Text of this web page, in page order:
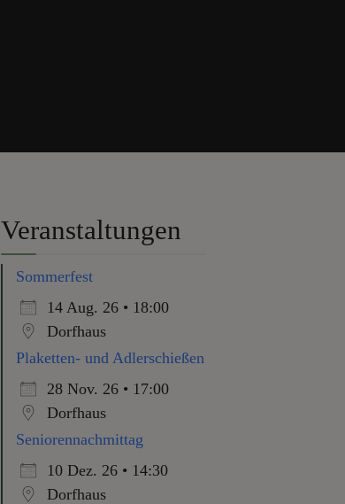
Veranstaltungen
Sommerfest
14 Aug. 26 • 18:00
Dorfhaus
Plaketten- und Adlerschießen
28 Nov. 26 • 17:00
Dorfhaus
Seniorennachmittag
10 Dez. 26 • 14:30
Dorfhaus